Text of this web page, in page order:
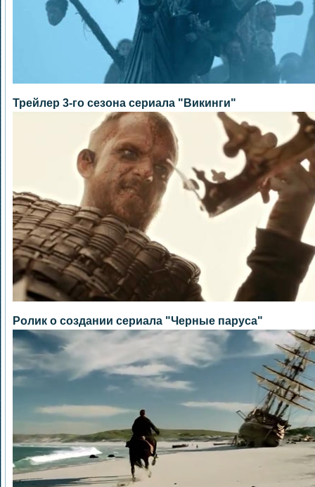
Трейлер 3-го сезона сериала "Викинги"
Ролик о создании сериала "Черные паруса"